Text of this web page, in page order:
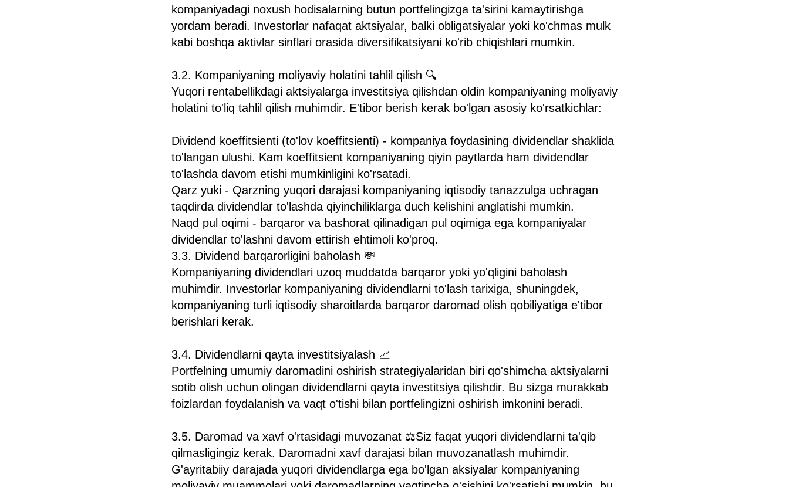
kompaniyadagi noxush hodisalarning butun portfelingizga ta'sirini kamaytirishga
yordam beradi. Investorlar nafaqat aktsiyalar, balki obligatsiyalar yoki ko'chmas mulk
kabi boshqa aktivlar sinflari orasida diversifikatsiyani ko'rib chiqishlari mumkin.
3.2. Kompaniyaning moliyaviy holatini tahlil qilish 🔍
Yuqori rentabellikdagi aktsiyalarga investitsiya qilishdan oldin kompaniyaning moliyaviy
holatini to'liq tahlil qilish muhimdir. E'tibor berish kerak bo'lgan asosiy ko'rsatkichlar:
Dividend koeffitsienti (to'lov koeffitsienti) - kompaniya foydasining dividendlar shaklida
to'langan ulushi. Kam koeffitsient kompaniyaning qiyin paytlarda ham dividendlar
to'lashda davom etishi mumkinligini ko'rsatadi.
Qarz yuki - Qarzning yuqori darajasi kompaniyaning iqtisodiy tanazzulga uchragan
taqdirda dividendlar to'lashda qiyinchiliklarga duch kelishini anglatishi mumkin.
Naqd pul oqimi - barqaror va bashorat qilinadigan pul oqimiga ega kompaniyalar
dividendlar to'lashni davom ettirish ehtimoli ko'proq.
3.3. Dividend barqarorligini baholash 💸
Kompaniyaning dividendlari uzoq muddatda barqaror yoki yo'qligini baholash
muhimdir. Investorlar kompaniyaning dividendlarni to'lash tarixiga, shuningdek,
kompaniyaning turli iqtisodiy sharoitlarda barqaror daromad olish qobiliyatiga e'tibor
berishlari kerak.
3.4. Dividendlarni qayta investitsiyalash 📈
Portfelning umumiy daromadini oshirish strategiyalaridan biri qo'shimcha aktsiyalarni
sotib olish uchun olingan dividendlarni qayta investitsiya qilishdir. Bu sizga murakkab
foizlardan foydalanish va vaqt o'tishi bilan portfelingizni oshirish imkonini beradi.
3.5. Daromad va xavf o'rtasidagi muvozanat ⚖️Siz faqat yuqori dividendlarni ta'qib
qilmasligingiz kerak. Daromadni xavf darajasi bilan muvozanatlash muhimdir.
G'ayritabiiy darajada yuqori dividendlarga ega bo'lgan aksiyalar kompaniyaning